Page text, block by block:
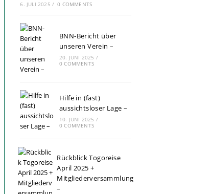
6. JULI 2025 / 0 COMMENTS
BNN-Bericht über
unseren Verein –
20. JUNI 2025 /
0 COMMENTS
Hilfe in (fast)
aussichtsloser Lage –
10. JUNI 2025 /
0 COMMENTS
Rückblick Togoreise
April 2025 +
Mitgliederversammlung
–